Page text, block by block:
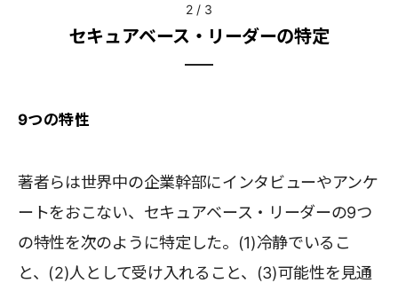
2 / 3
セキュアベース・リーダーの特定
9つの特性
著者らは世界中の企業幹部にインタビューやアンケ
ートをおこない、セキュアベース・リーダーの9つ
の特性を次のように特定した。(1)冷静でいるこ
と、(2)人として受け入れること、(3)可能性を見通